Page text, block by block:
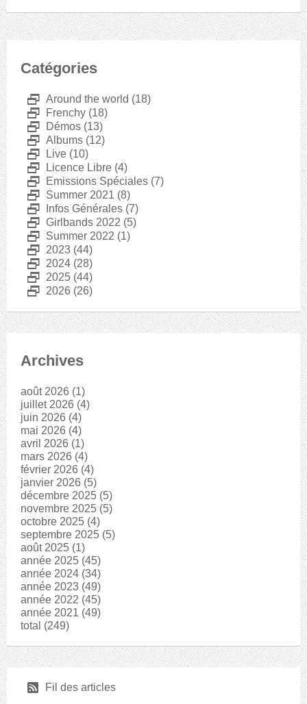
Catégories
D Around the world (18)
D Frenchy (18)
D Démos (13)
D Albums (12)
D Live (10)
D Licence Libre (4)
D Emissions Spéciales (7)
D Summer 2021 (8)
D Infos Générales (7)
D Girlbands 2022 (5)
D Summer 2022 (1)
D 2023 (44)
D 2024 (28)
D 2025 (44)
D 2026 (26)
Archives
août 2026 (1)
juillet 2026 (4)
juin 2026 (4)
mai 2026 (4)
avril 2026 (1)
mars 2026 (4)
février 2026 (4)
janvier 2026 (5)
décembre 2025 (5)
novembre 2025 (5)
octobre 2025 (4)
septembre 2025 (5)
août 2025 (1)
année 2025 (45)
année 2024 (34)
année 2023 (49)
année 2022 (45)
année 2021 (49)
total (249)
r Fil des articles